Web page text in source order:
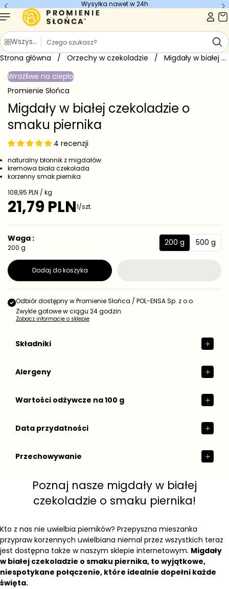
treści
Wysyłka nawet w 24h
Wszystkie kategorie
S
z
u
a
j
Strona główna / Orzechy w czekoladzie / Migdały w białej czekoladzie o...
Przejdź do
o
produkcie
Wrażliwe na ciepło
Promienie Słońca
Migdały w białej czekoladzie o
smaku piernika
4 recenzji
naturalny błonnik z migdałów
kremowa biała czekolada
korzenny smak piernika
C
e
n
j
d
n
s
t
o
w
a
108,95 PLN / kg
C
n
a
r
g
u
r
21,79 PLN1/szt.
Waga :
200 g
2
200 g
5
500 g
Dodaj do koszyka
Odbiór dostępny wPromienie Słońca / POL-ENSA Sp. z o.o.
Zwykle gotowe w ciągu 24 godzin
Zobacz informacje o sklepie
Składniki
Alergeny
Wartości odżywcze na 100 g
Data przydatności
Przechowywanie
Poznaj nasze migdały w białej
czekoladzie o smaku piernika!
Kto z nas nie uwielbia pierników? Przepyszna mieszanka
przypraw korzennych uwielbiana niemal przez wszystkich teraz
jest dostępna także w naszym sklepie internetowym. Migdały
w białej czekoladzie o smaku piernika, to wyjątkowe,
niespotykane połączenie, które idealnie dopełni każde
święta.